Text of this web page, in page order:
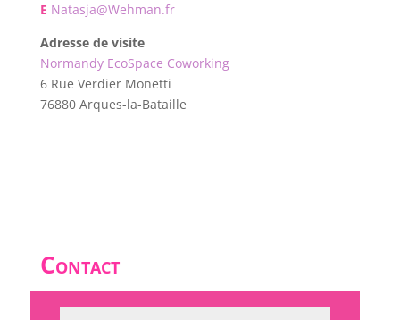
E Natasja@Wehman.fr
Adresse de visite
Normandy EcoSpace Coworking
6 Rue Verdier Monetti
76880 Arques-la-Bataille
Contact